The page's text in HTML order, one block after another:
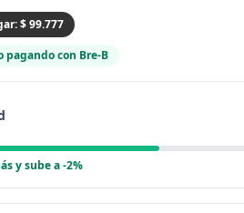
$ 99.777
pagando con Bre-B
y sube a -2%